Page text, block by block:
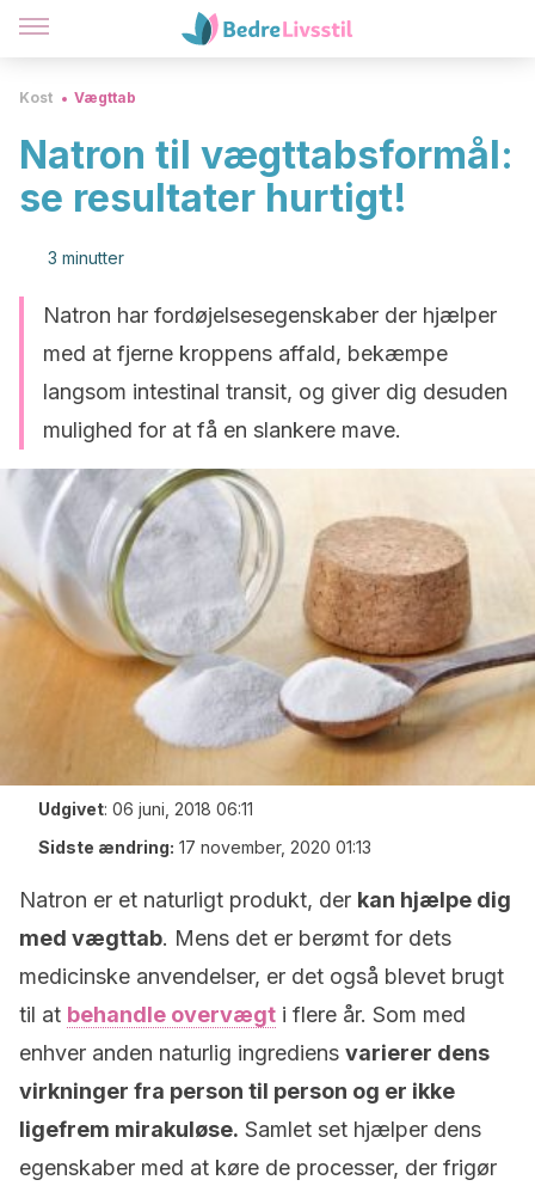
Kost Vægttab
Natron til vægttabsformål:
se resultater hurtigt!
3 minutter
Natron har fordøjelsesegenskaber der hjælper
med at fjerne kroppens affald, bekæmpe
langsom intestinal transit, og giver dig desuden
mulighed for at få en slankere mave.
Udgivet: 06 juni, 2018 06:11
Sidste ændring: 17 november, 2020 01:13
Natron er et naturligt produkt, der kan hjælpe dig
med vægttab. Mens det er berømt for dets
medicinske anvendelser, er det også blevet brugt
til at behandle overvægt i flere år. Som med
enhver anden naturlig ingrediens varierer dens
virkninger fra person til person og er ikke
ligefrem mirakuløse. Samlet set hjælper dens
egenskaber med at køre de processer, der frigør